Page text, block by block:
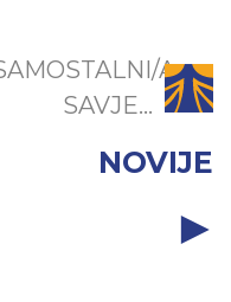
A
SAVJE...
NOVIJE